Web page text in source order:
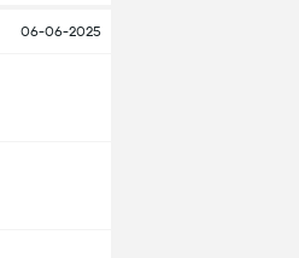
06-06-2025